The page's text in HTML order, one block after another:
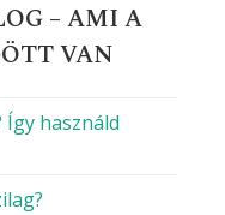
– AMI A
VAN
használd